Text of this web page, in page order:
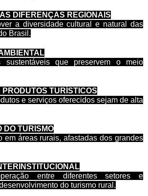
DIFERENÇAS REGIONAIS
a diversidade cultural e natural das
Brasil.
sustentáveis que preservem o meio
TURÍSTICOS
e serviços oferecidos sejam de alta
DO TURISMO
em áreas rurais, afastadas dos grandes
entre diferentes setores e
do turismo rural.